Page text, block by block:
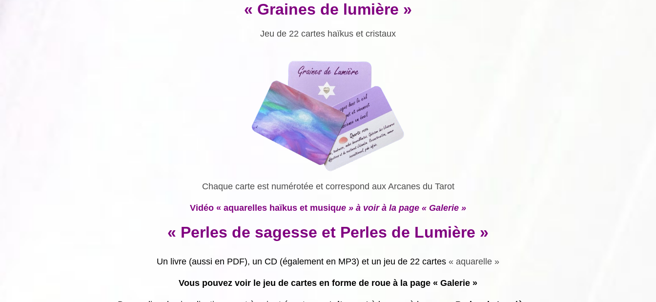
« Graines de lumière »
Jeu de 22 cartes haïkus et cristaux
Chaque carte est numérotée et correspond aux Arcanes du Tarot
Vidéo « aquarelles haïkus et musique » à voir à la page « Galerie »
« Perles de sagesse et Perles de Lumière »
Un livre (aussi en PDF), un CD (également en MP3) et un jeu de 22 cartes « aquarelle »
Vous pouvez voir le jeu de cartes en forme de roue à la page « Galerie »